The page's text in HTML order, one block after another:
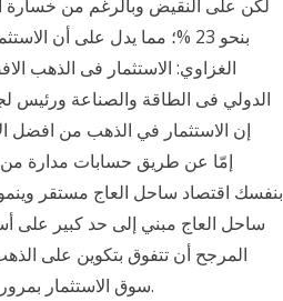
بنحو 23 %؛ مما يدل على أن
الغزاوي: الاستثمار فى الذهب
الدولي فى الطاقة والصناعة ورئيس
إن الاستثمار في الذهب من افضل
بنفسك اقتصاد ساحل العاج مستقر
ساحل العاج مبني إلى حد كبير
المرجح أن تتفوق بتكوين على
سوق الاستثمار بمرور الوقت وبالنطر إلى تفضيلهم "الذهب الرقمي" على السبائك التقليدية.